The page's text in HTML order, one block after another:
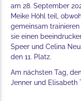
am 28. September
Meike Höhl teil,
gemeinsam
sie einen
Speer und Celina
den 11. Platz.
Am nächsten Tag,
Jenner und Elisabeth